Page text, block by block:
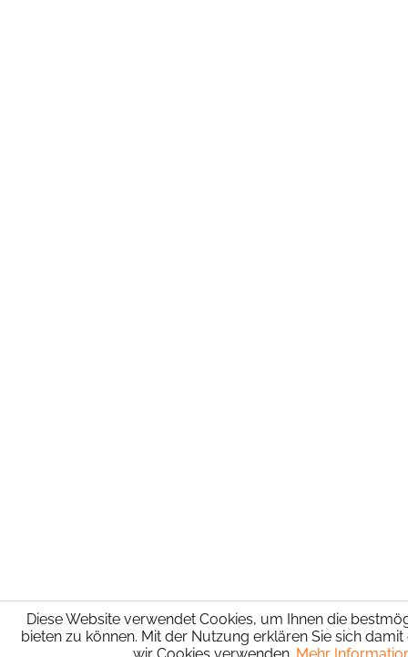
Diese Website verwendet Cookies, um Ihnen die
bieten zu können. Mit der Nutzung erklären Sie sich